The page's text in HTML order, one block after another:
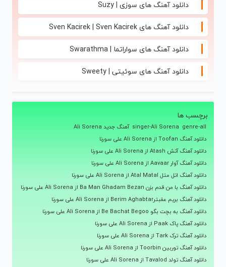
دانلود آهنگ های سوزی | Suzy
دانلود آهنگ های Sven Kacirek | Sven Kacirek
دانلود آهنگ های سواراتما | Swarathma
دانلود آهنگ های سوئیتی | Sweety
برچسب ها
genre-all
singer-Ali Sorena آهنگ جدید Ali Sorena
دانلود آهنگ Toofan از Ali Sorena علی سورنا
دانلود آهنگ آتش Atash از Ali Sorena علی سورنا
دانلود آهنگ آوار Aavaar از Ali Sorena علی سورنا
دانلود آهنگ اتل متل Atal Matal از Ali Sorena علی سورنا
دانلود آهنگ با من قدم بزن Ba Man Ghadam Bezan از Ali Sorena علی سورنا
دانلود آهنگ بریم عقبترBerim Aghabtar از Ali Sorena علی سورنا
دانلود آهنگ به بچت بگو Be Bachat Begoo از Ali Sorena علی سورنا
دانلود آهنگ پاک Paak از Ali Sorena علی سورنا
دانلود آهنگ ترک Tark از Ali Sorena علی سورنا
دانلود آهنگ توربین Toorbin از Ali Sorena علی سورنا
دانلود آهنگ تولد Tavalod از Ali Sorena علی سورنا